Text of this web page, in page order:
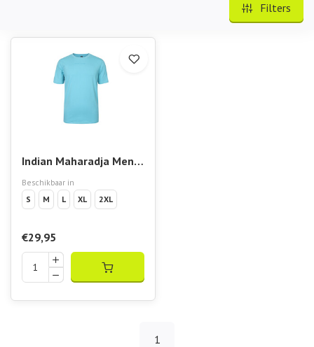
Filters
Indian Maharadja Men
Cotton Tee Serene Blue
Beschikbaar in
S
M L XL 2XL
€29,95
1